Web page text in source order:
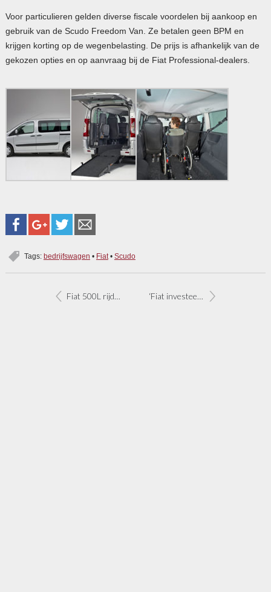
Voor particulieren gelden diverse fiscale voordelen bij aankoop en
gebruik van de Scudo Freedom Van. Ze betalen geen BPM en
krijgen korting op de wegenbelasting. De prijs is afhankelijk van de
gekozen opties en op aanvraag bij de Fiat Professional-dealers.
Tags: bedrijfswagen • Fiat• Scudo
Fiat 500L rijdt ook op aardgas ‘Fiat investeert in ‘Made in Italy’, naam Punto verdwijnt’